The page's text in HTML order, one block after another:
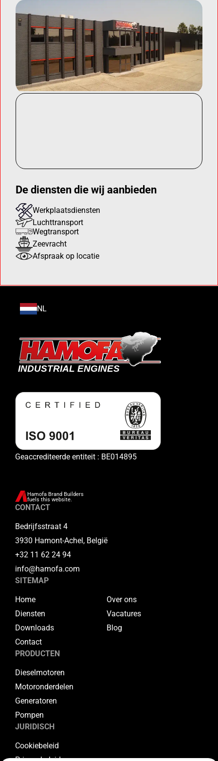
De diensten die wij aanbieden
Werkplaatsdiensten
Luchttransport
Wegtransport
Zeevracht
Afspraak op locatie
NL
Geaccrediteerde entiteit : BE014895
Hamofa Brand Builders
fuels this website.
CONTACT
Bedrijfsstraat 4
3930 Hamont-Achel, België
+32 11 62 24 94
info@hamofa.com
SITEMAP
Home
Over ons
Diensten
Vacatures
Downloads
Blog
Contact
PRODUCTEN
Dieselmotoren
Motoronderdelen
Generatoren
Pompen
JURIDISCH
Cookiebeleid